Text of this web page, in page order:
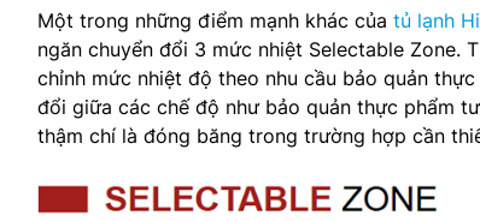
Một trong những điểm mạnh khác của tủ lạnh
ngăn chuyển đổi 3 mức nhiệt Selectable Zone.
chỉnh mức nhiệt độ theo nhu cầu bảo quản
đổi giữa các chế độ như bảo quản thực phẩm
thậm chí là đóng băng trong trường hợp cần